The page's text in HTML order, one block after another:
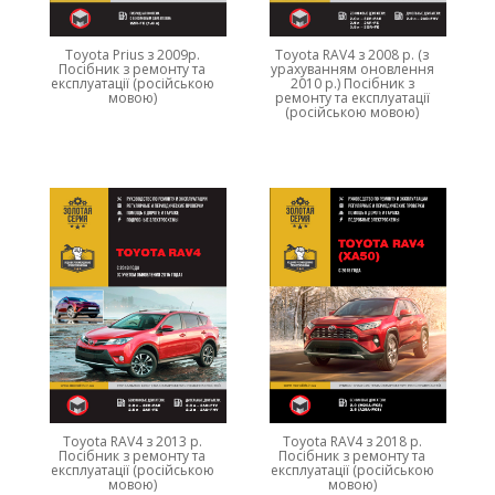
Toyota Prius з 2009р.
Посібник з ремонту та
експлуатації (російською
мовою)
Toyota RAV4 з 2008 р. (з
урахуванням оновлення
2010 р.) Посібник з
ремонту та експлуатації
(російською мовою)
Toyota RAV4 з 2013 р.
Посібник з ремонту та
експлуатації (російською
мовою)
Toyota RAV4 з 2018 р.
Посібник з ремонту та
експлуатації (російською
мовою)